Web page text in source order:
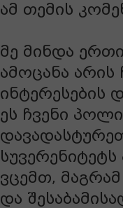
ამ თემის
მე მინდა
ამოცანა
ინტერესების
ეს ჩვენი
სუვერენიტეტს
ვცემთ,
და